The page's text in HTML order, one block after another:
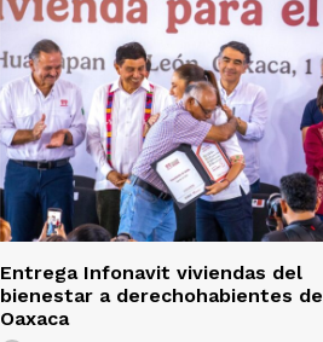
Entrega Infonavit viviendas del
bienestar a derechohabientes de
Oaxaca